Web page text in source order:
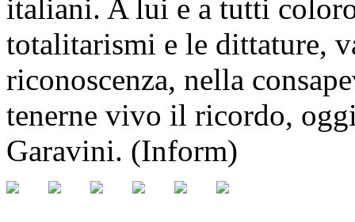
italiani. A lui e a tutti
totalitarismi e le dittature,
riconoscenza, nella
tenerne vivo il ricordo,
Garavini. (Inform)